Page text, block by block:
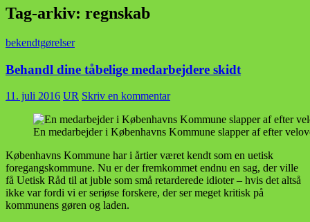
Tag-arkiv: regnskab
bekendtgørelser
Behandl dine tåbelige medarbejdere skidt
11. juli 2016 UR Skriv en kommentar
En medarbejder i Københavns Kommune slapper af efter
Københavns Kommune har i årtier været kendt som en uetisk
foregangskommune. Nu er der fremkommet endnu en sag, der ville
få Uetisk Råd til at juble som små retarderede idioter – hvis det altså
ikke var fordi vi er seriøse forskere, der ser meget kritisk på
kommunens gøren og laden.